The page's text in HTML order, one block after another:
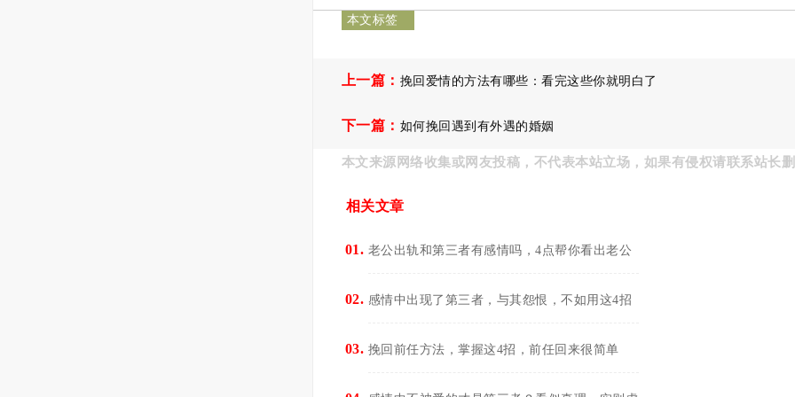
本文标签
上一篇： 挽回爱情的方法有哪些：看完这些你就明白了
下一篇： 如何挽回遇到有外遇的婚姻
本文来源网络收集或网友投稿，不代表本站立场，如果有侵权请联系站长
相关文章
老公出轨和第三者有感情吗，4点帮你看出老公
感情中出现了第三者，与其怨恨，不如用这4招
挽回前任方法，掌握这4招，前任回来很简单